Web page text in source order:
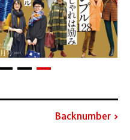
Backnumber